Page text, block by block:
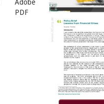
Adobe
PDF